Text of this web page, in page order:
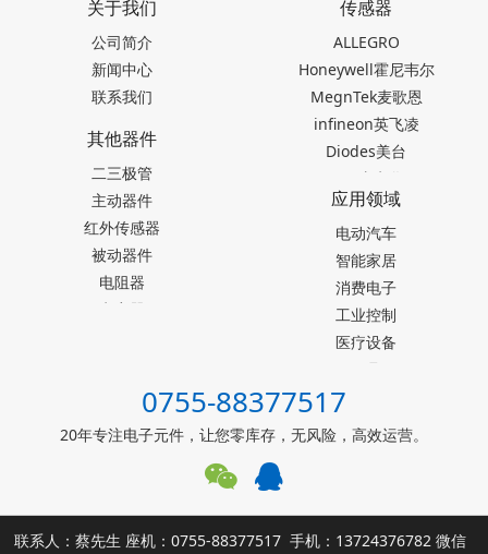
关于我们
公司简介
新闻中心
联系我们
传感器
ALLEGRO
Honeywell霍尼韦尔
MegnTek麦歌恩
infineon英飞凌
Diodes美台
TDK东电化
SEIKO精工
Akm旭化成
Melexis迈来芯
NICERA尼塞拉
TI德州仪器
台产松术songhall
ST意法半导体
罗姆ROHM
其他器件
二三极管
主动器件
红外传感器
被动器件
电阻器
电容器
应用领域
电动汽车
智能家居
消费电子
工业控制
医疗设备
仪器仪表
能源设施
0755-88377517
20年专注电子元件，让您零库存，无风险，高效运营。
联系人：蔡先生 座机：0755-88377517 手机：13724376782 微信